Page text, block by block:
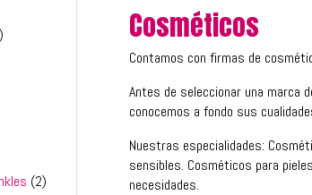
Cosméticos
Contamos con firmas de
Antes de seleccionar una marca
conocemos a fondo sus
Nuestras especialidades:
sensibles. Cosméticos para
necesidades.
1
22